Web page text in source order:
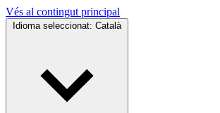
Vés al contingut principal
Idioma seleccionat: Català